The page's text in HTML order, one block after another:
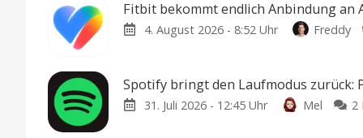
Fitbit bekommt endlich Anbindung an
4. August 2026 - 8:52 Uhr Freddy
Spotify bringt den Laufmodus
31. Juli 2026 - 12:45 Uhr Mel 2